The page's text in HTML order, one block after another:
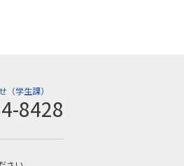
（学生課）
8428